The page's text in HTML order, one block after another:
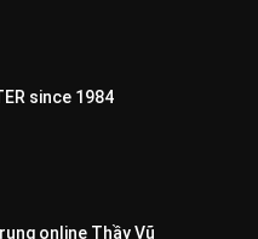
since 1984
online Thầy Vũ